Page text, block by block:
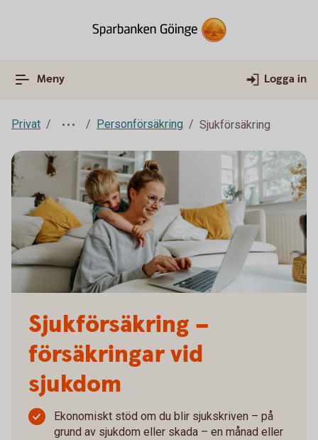
Meny Logga in
Privat Personförsäkring Sjukförsäkring
Sjukförsäkring –
försäkringar vid
sjukdom
Ekonomiskt stöd om du blir sjukskriven – på
grund av sjukdom eller skada – en månad eller